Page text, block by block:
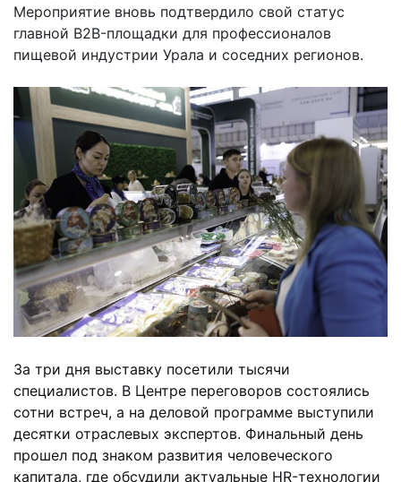
Мероприятие вновь подтвердило свой статус
главной B2B-площадки для профессионалов
пищевой индустрии Урала и соседних регионов.
За три дня выставку посетили тысячи
специалистов. В Центре переговоров состоялись
сотни встреч, а на деловой программе выступили
десятки отраслевых экспертов. Финальный день
прошел под знаком развития человеческого
капитала, где обсудили актуальные HR-технологии